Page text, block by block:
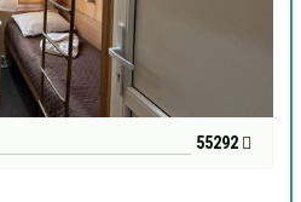
55292